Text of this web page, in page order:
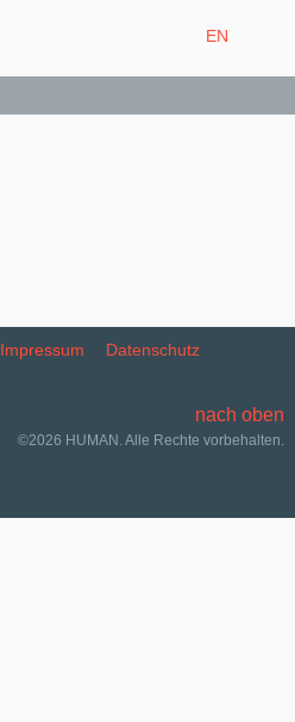
Impressum Datenschutz
nach oben
©2026 HUMAN. Alle Rechte vorbehalten.
EN